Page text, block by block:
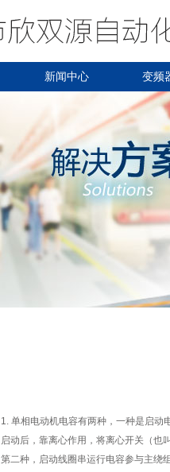
新闻中心 变频
1. 单相电动机电容有两种，一种是启
启动后，靠离心作用，将离心开关（也
第二种，启动线圈串运行电容参与主绕